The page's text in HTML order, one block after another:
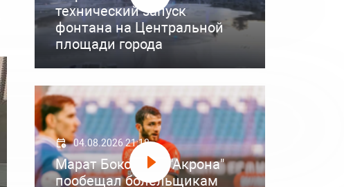
технический запуск
фонтана на Центральной
площади города
04.08.2026 21:18
Марат Бокоев из "Акрона"
пообещал болельщикам